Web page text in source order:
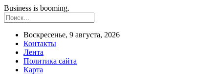
Business is booming.
Воскресенье, 9 августа, 2026
Контакты
Лента
Политика сайта
Карта